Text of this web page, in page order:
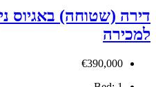
ניקולאוס, לימסול